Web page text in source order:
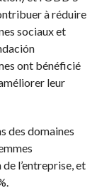
à réduire
sociaux et
ont bénéficié
leur
des domaines
l’entreprise, et